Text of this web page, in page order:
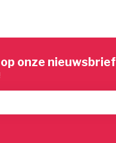
onze nieuwsbrief